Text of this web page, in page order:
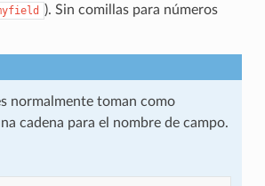
). Sin comillas para números
normalmente toman como
cadena para el nombre de campo.